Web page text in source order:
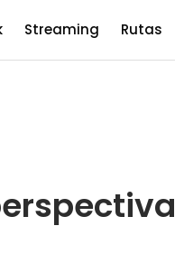
Streaming Rutas